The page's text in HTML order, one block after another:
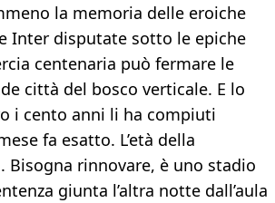
la memoria delle eroiche
Inter disputate sotto le epiche
centenaria può fermare le
città del bosco verticale. E lo
i cento anni li ha compiuti
fa esatto. L’età della
Bisogna rinnovare, è uno stadio
giunta l’altra notte dall’aula